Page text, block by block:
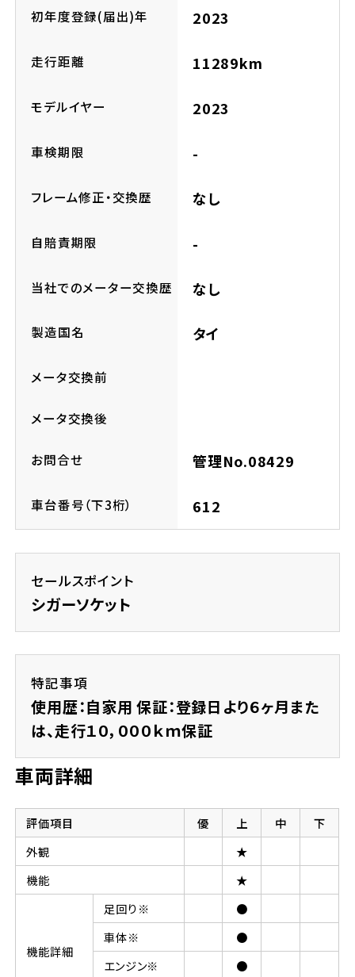
初年度登録(届出)年 2023
走行距離 11289km
モデルイヤー 2023
車検期限 -
フレーム修正・交換歴 なし
自賠責期限 -
当社でのメーター交換歴 なし
製造国名 タイ
メータ交換前
メータ交換後
お問合せ 管理No.08429
車台番号（下3桁） 612
セールスポイント
シガーソケット
特記事項
使用歴：自家用 保証：登録日より６ヶ月また
は、走行１０，０００ｋｍ保証
車両詳細
評価項目 優 上 中
下
外観
★
機能
★
機能詳細
足回り※
●
車体※
●
エンジン※
●
埼玉県
ホンダドリーム ふかや花園
ホンダドリーム 鴻巣
ホンダドリーム 所沢
ホンダドリーム 大宮
ホンダドリーム 狭山
ホンダドリーム 東浦和
ホンダドリーム 草加
ホンダドリーム 新座
茨城県
ホンダドリーム 水戸北
奈良県
ホンダドリーム 奈良